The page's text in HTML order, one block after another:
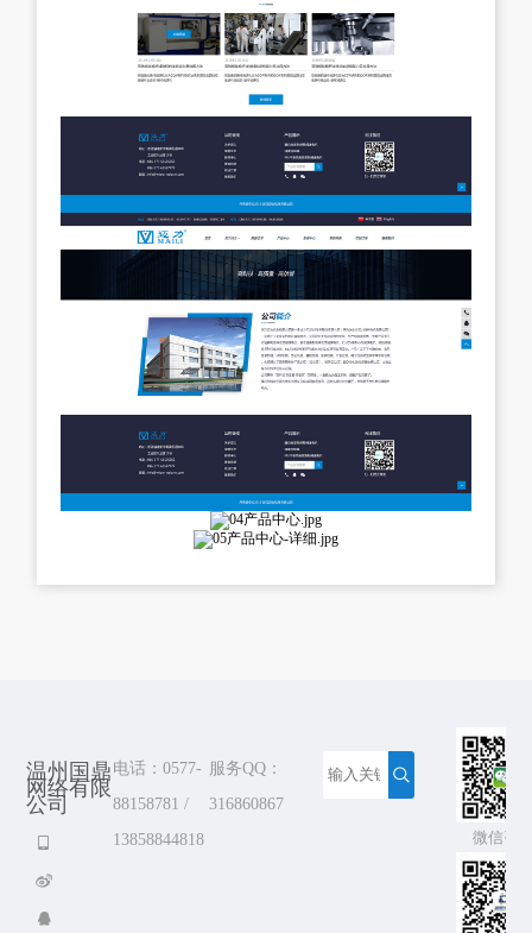
温州国鼎
网络有限
公司



电话：0577-
88158781 /
13858844818
服务QQ：
316860867
微信咨